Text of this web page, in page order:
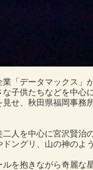
「データマックス」
子供たちなどを中心
せ、秋田県福岡事務
人を中心に宮沢賢治
ングリ、山の神のよ
を抱きながら奇麗な